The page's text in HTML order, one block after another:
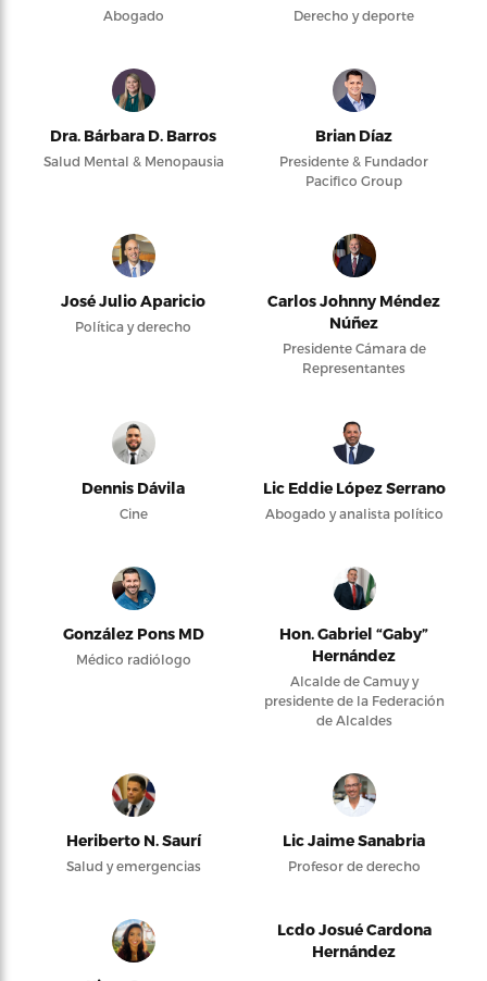
Abogado Derecho y deporte
Dra. Bárbara D. Barros
Salud Mental & Menopausia
Brian Díaz
Presidente & Fundador
Pacifico Group
José Julio Aparicio
Política y derecho
Carlos Johnny Méndez
Núñez
Presidente Cámara de
Representantes
Dennis Dávila
Cine
Lic Eddie López Serrano
Abogado y analista político
González Pons MD
Médico radiólogo
Hon. Gabriel “Gaby”
Hernández
Alcalde de Camuy y
presidente de la Federación
de Alcaldes
Heriberto N. Saurí
Salud y emergencias
Lic Jaime Sanabria
Profesor de derecho
Lcdo Josué Cardona
Hernández